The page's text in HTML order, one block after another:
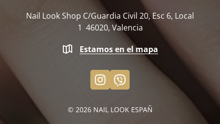
Nail Look Shop C/Guardia Civil 20, Esc 6, Local
1 46020, Valencia
Estamos en el mapa
© 2026 NAIL LOOK ESPAÑ